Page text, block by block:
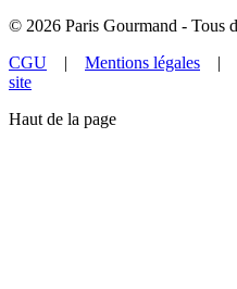
© 2026 Paris Gourmand - Tous
CGU | Mentions légales |
site
Haut de la page